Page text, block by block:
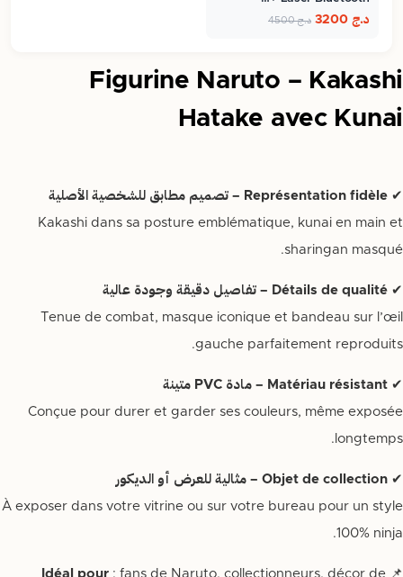
د.ج د.ج4500
Figurine Naruto – Kakashi
Hatake avec Kunai
✔ Représentation fidèle – تصميم مطابق للشخصية الأصلية
Kakashi dans sa posture emblématique, kunai en main et
sharingan masqué.
✔ Détails de qualité – تفاصيل دقيقة وجودة عالية
Tenue de combat, masque iconique et bandeau sur l’œil
gauche parfaitement reproduits.
✔ Matériau résistant – مادة PVC متينة
Conçue pour durer et garder ses couleurs, même exposée
longtemps.
✔ Objet de collection – مثالية للعرض أو الديكور
À exposer dans votre vitrine ou sur votre bureau pour un style
100% ninja.
📌
Idéal pour : fans de Naruto, collectionneurs, décor de